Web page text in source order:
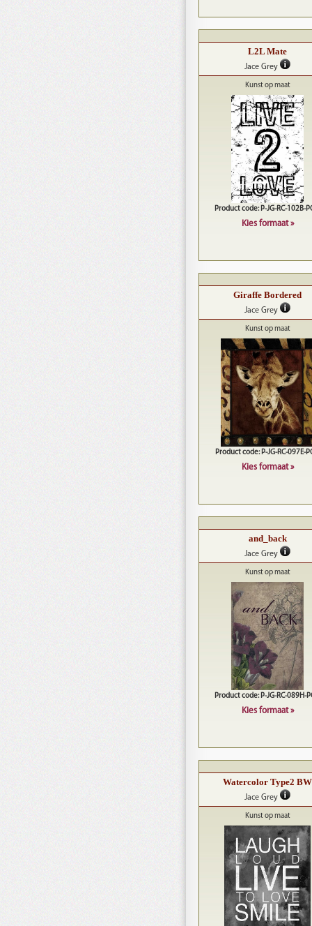
L2L Mate
Jace Grey
Kunst op maat
Product code: P-JG-RC-102B-
Kies formaat »
Giraffe Bordered
Jace Grey
Kunst op maat
Product code: P-JG-RC-097E-
Kies formaat »
and_back
Jace Grey
Kunst op maat
Product code: P-JG-RC-089H-
Kies formaat »
Watercolor Type2 BW
Jace Grey
Kunst op maat